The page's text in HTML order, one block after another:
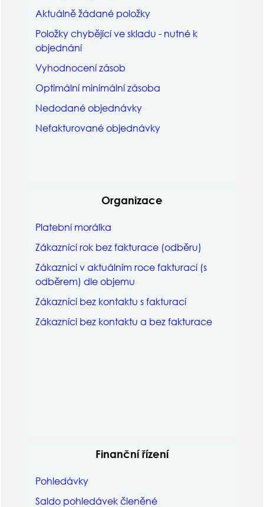
Aktuálně žádané položky
Položky chybějící ve skladu - nutné k
objednání
Vyhodnocení zásob
Optimální minimální zásoba
Nedodané objednávky
Nefakturované objednávky
Organizace
Platební morálka
Zákazníci rok bez fakturace (odběru)
Zákaznici v aktuálním roce fakturací (s
odběrem) dle objemu
Zákazníci bez kontaktu s fakturací
Zákazníci bez kontaktu a bez fakturace
Finanční řízení
Pohledávky
Saldo pohledávek členěné